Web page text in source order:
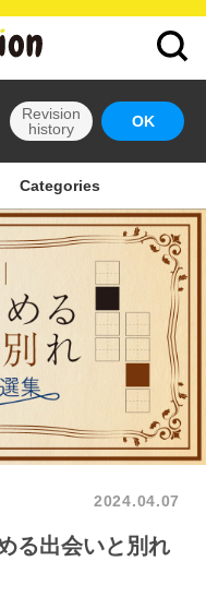
Revision
history
OK
Categories
2024.04.07
る出会いと別れ